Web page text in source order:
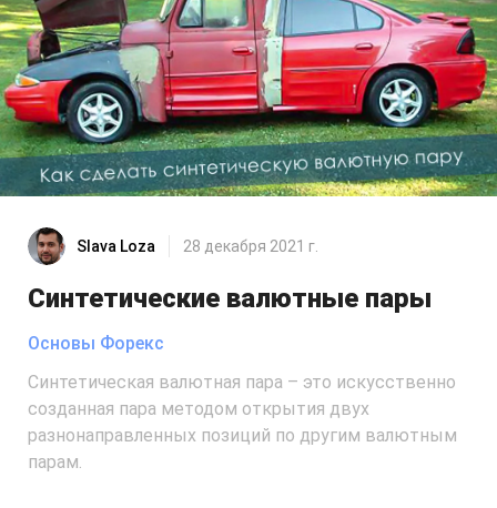
Slava Loza 28 декабря 2021 г.
Синтетические валютные пары
Основы Форекс
Синтетическая валютная пара – это искусственно
созданная пара методом открытия двух
разнонаправленных позиций по другим валютным
парам.